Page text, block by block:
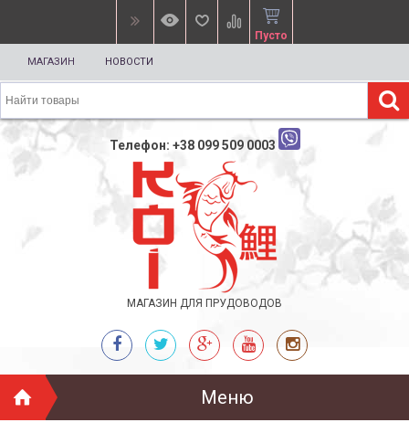
Пусто
МАГАЗИН НОВОСТИ
Телефон: +38 099 509 0003
МАГАЗИН ДЛЯ ПРУДОВОДОВ
Меню